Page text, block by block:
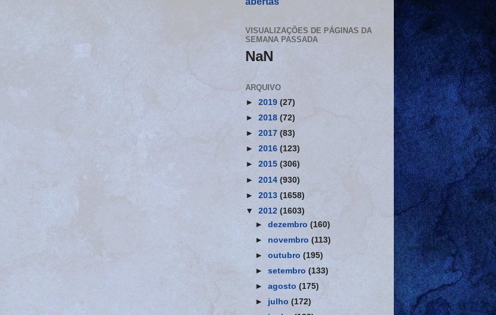
VISUALIZAÇÕES DE PÁGINAS DA
SEMANA PASSADA
NaN
ARQUIVO
► 2019 (27)
► 2018 (72)
► 2017 (83)
► 2016 (123)
► 2015 (306)
► 2014 (930)
► 2013 (1658)
▼ 2012 (1603)
►dezembro(160)
► novembro(113)
►outubro(195)
►setembro(133)
►agosto(175)
► julho(172)